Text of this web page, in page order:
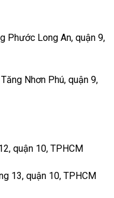
Phước Long An, quận 9,
Nhơn Phú, quận 9,
quận 10, TPHCM
13, quận 10, TPHCM